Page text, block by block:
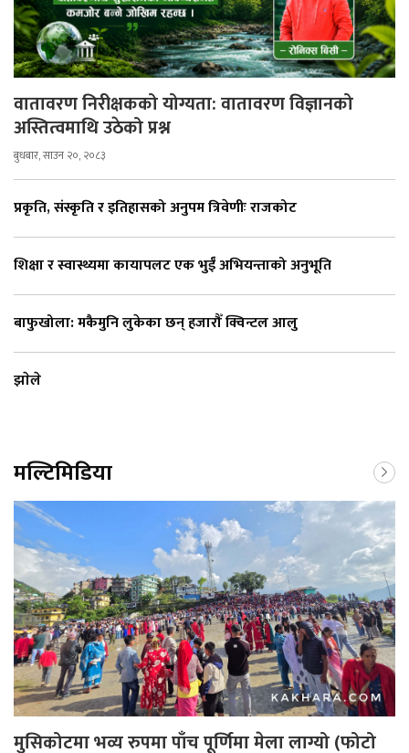
वातावरण निरीक्षकको योग्यता: वातावरण विज्ञानको
अस्तित्वमाथि उठेको प्रश्न
बुधबार, साउन २०, २०८३
प्रकृति, संस्कृति र इतिहासको अनुपम त्रिवेणीः राजकोट
शिक्षा र स्वास्थ्यमा कायापलट एक भुईँ अभियन्ताको अनुभूति
बाफुखोला: मकैमुनि लुकेका छन् हजारौँ क्विन्टल आलु
झाेले
मल्टिमिडिया
मुसिकोटमा भव्य रुपमा पाँच पूर्णिमा मेला लाग्यो (फोटो